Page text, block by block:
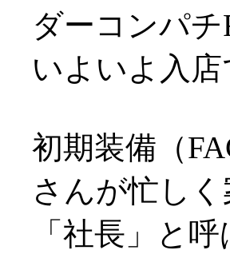
ダーコンパ
いよいよ入
初期装備（
さんが忙し
「社長」と